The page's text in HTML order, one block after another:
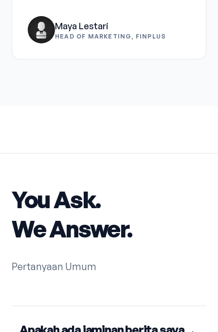
Maya Lestari
HEAD OF MARKETING, FINPLUS
You Ask.
We Answer.
Pertanyaan Umum